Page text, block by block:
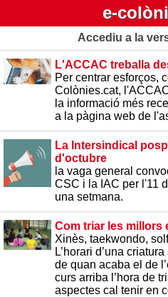
e-
Accediu a la
L'ACCAC treballa
Per centrar esforços,
Colònies.cat,
la informació més
a la pàgina web de
La Intersindical
d'octubre
la vaga general
CSC i la IAC per l'11
una setmana.
Com triar les millors
Xinès, taekwondo,
L’horari d’una
de quan acaba el de
curs arriba l’hora de
aspectes cal tenir en